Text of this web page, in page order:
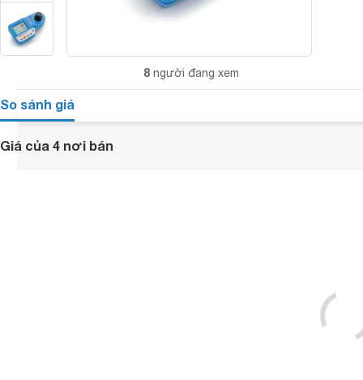
8 người đang xem
So sánh giá
Giá của 4 nơi bán